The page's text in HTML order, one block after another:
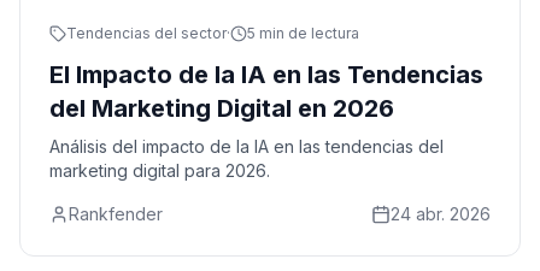
Tendencias del sector· 5 min de lectura
El Impacto de la IA en las Tendencias
del Marketing Digital en 2026
Análisis del impacto de la IA en las tendencias del
marketing digital para 2026.
Rankfender 24 abr. 2026